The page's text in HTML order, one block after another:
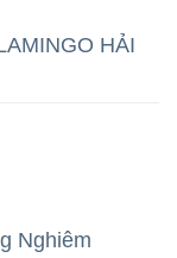
HẢI
Nghiêm